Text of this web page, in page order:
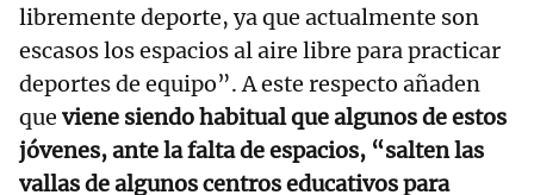
libremente deporte, ya que actualmente son
escasos los espacios al aire libre para practicar
deportes de equipo”. A este respecto añaden
que viene siendo habitual que algunos de estos
jóvenes, ante la falta de espacios, “salten las
vallas de algunos centros educativos para